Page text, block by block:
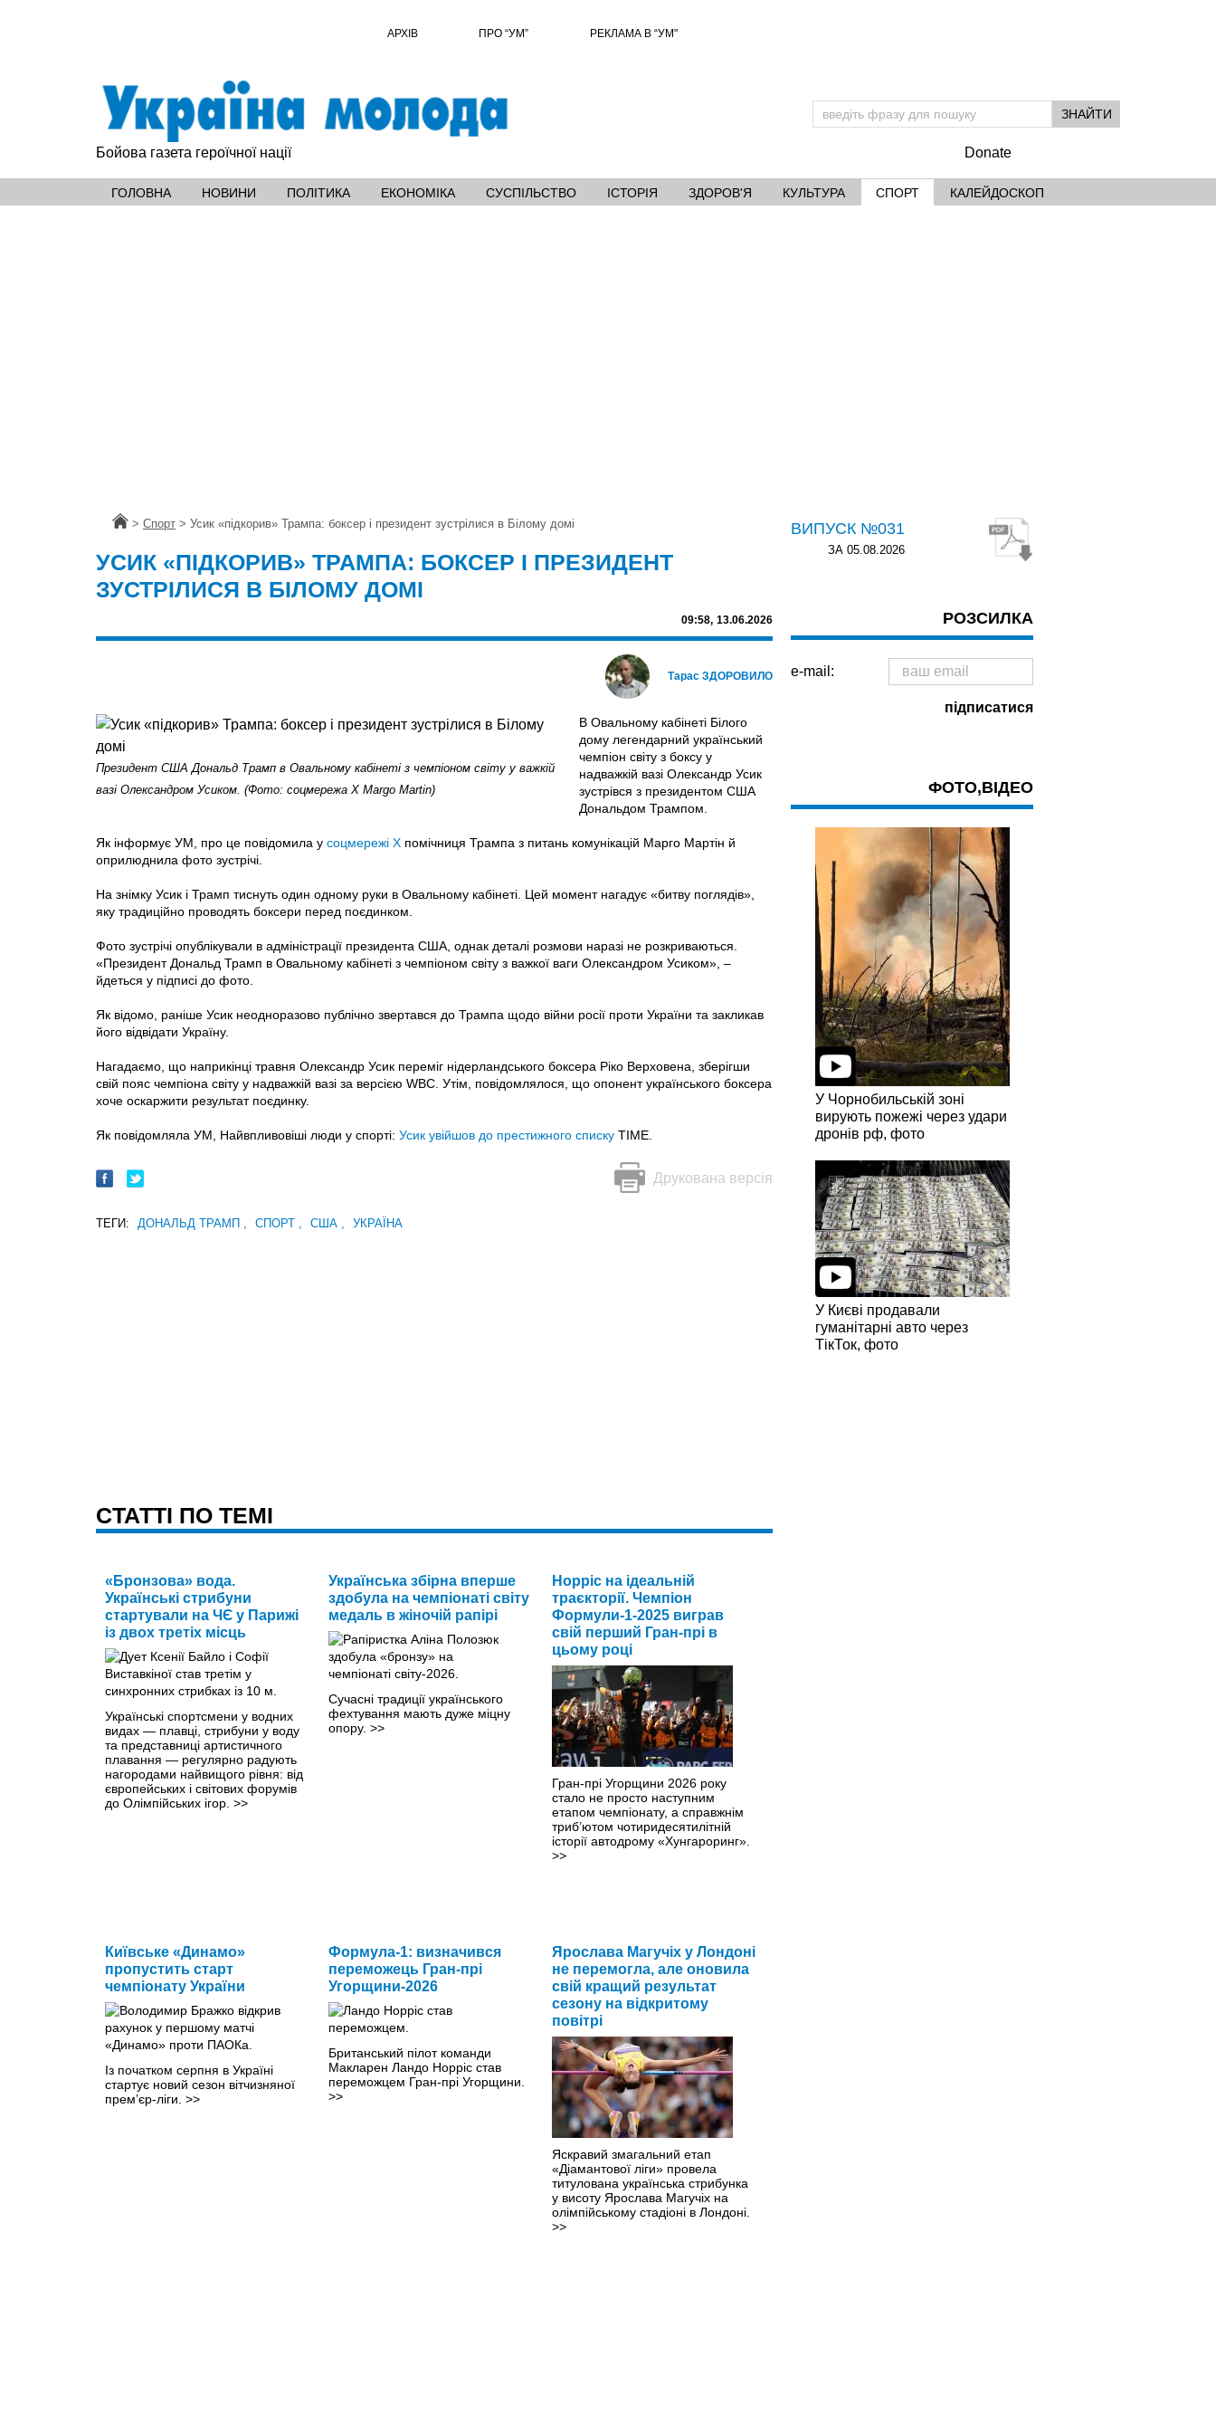
АРХІВ ПРО “УМ” РЕКЛАМА В “УМ"
Бойова газета героїчної нації Donate
ГОЛОВНА НОВИНИ ПОЛІТИКА ЕКОНОМІКА СУСПІЛЬСТВО ІСТОРІЯ ЗДОРОВ'Я КУЛЬТУРА СПОРТ КАЛЕЙДОСКОП
Головна
> Спорт > Усик «підкорив» Трампа: боксер і президент зустрілися в Білому домі
УСИК «ПІДКОРИВ» ТРАМПА: БОКСЕР І ПРЕЗИДЕНТ
ЗУСТРІЛИСЯ В БІЛОМУ ДОМІ
09:58, 13.06.2026
Тарас ЗДОРОВИЛО
Президент США Дональд Трамп в Овальному кабінеті з чемпіоном світу у важкій
вазі Олександром Усиком. (Фото: соцмережа Х Margo Martin)
В Овальному кабінеті Білого
дому легендарний український
чемпіон світу з боксу у
надважкій вазі Олександр Усик
зустрівся з президентом США
Дональдом Трампом.
Як інформує УМ, про це повідомила у соцмережі X помічниця Трампа з питань комунікацій Марго Мартін й
оприлюднила фото зустрічі.
На знімку Усик і Трамп тиснуть один одному руки в Овальному кабінеті. Цей момент нагадує «битву поглядів»,
яку традиційно проводять боксери перед поєдинком.
Фото зустрічі опублікували в адміністрації президента США, однак деталі розмови наразі не розкриваються.
«Президент Дональд Трамп в Овальному кабінеті з чемпіоном світу з важкої ваги Олександром Усиком», –
йдеться у підписі до фото.
Як відомо, раніше Усик неодноразово публічно звертався до Трампа щодо війни росії проти України та закликав
його відвідати Україну.
Нагадаємо, що наприкінці травня Олександр Усик переміг нідерландського боксера Ріко Верховена, зберігши
свій пояс чемпіона світу у надважкій вазі за версією WBC. Утім, повідомлялося, що опонент українського боксера
хоче оскаржити результат поєдинку.
Як повідомляла УМ, Найвпливовіші люди у спорті: Усик увійшов до престижного списку TIME.
Друкована версія
ТЕГИ: ДОНАЛЬД ТРАМП СПОРТ США УКРАЇНА
CТАТТІ ПО ТЕМІ
«Бронзова» вода.
Українські стрибуни
стартували на ЧЄ у Парижі
із двох третіх місць
Українські спортсмени у водних
видах — плавці, стрибуни у воду
та представниці артистичного
плавання — регулярно радують
нагородами найвищого рівня: від
європейських і світових форумів
до Олімпійських ігор. >>
Українська збірна вперше
здобула на чемпіонаті світу
медаль в жіночій рапірі
Сучасні традиції українського
фехтування мають дуже міцну
опору. >>
Норріс на ідеальній
траєкторії. Чемпіон
Формули-1-2025 виграв
свій перший Гран-прі в
цьому році
Гран-прі Угорщини 2026 року
стало не просто наступним
етапом чемпіонату, а справжнім
триб’ютом чотиридесятилітній
історії автодрому «Хунгароринг».
>>
Київське «Динамо»
пропустить старт
чемпіонату України
Із початком серпня в Україні
стартує новий сезон вітчизняної
прем’єр-ліги. >>
Формула-1: визначився
переможець Гран-прі
Угорщини-2026
Британський пілот команди
Макларен Ландо Норріс став
переможцем Гран-прі Угорщини.
>>
Ярослава Магучіх у Лондоні
не перемогла, але оновила
свій кращий результат
сезону на відкритому
повітрі
Яскравий змагальний етап
«Діамантової ліги» провела
титулована українська стрибунка
у висоту Ярослава Магучіх на
олімпійському стадіоні в Лондоні.
>>
ВИПУСК №031
ЗА 05.08.2026
РОЗСИЛКА
e-mail:
ФОТО,ВІДЕО
У Чорнобильській зоні
вирують пожежі через удари
дронів рф, фото
У Києві продавали
гуманітарні авто через
ТікТок, фото